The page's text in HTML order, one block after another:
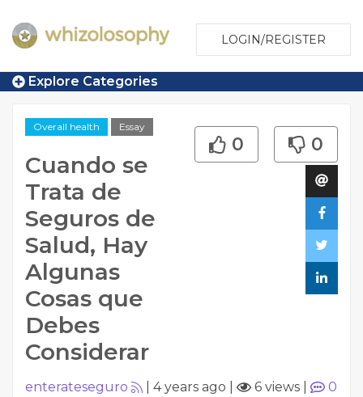
LOGIN/REGISTER
Explore Categories
Overall health Essay
Cuando se
Trata de
Seguros de
Salud, Hay
Algunas
Cosas que
Debes
Considerar
0 0
enterateseguro 4 years ago 6 views
0